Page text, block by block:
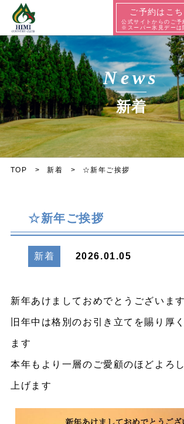
ご予約はこ
公式サイトからのご予
※スーパー氷見デーは
News
新着
TOP 新着 ☆新年ご挨拶
☆新年ご挨拶
新着 2026.01.05
新年あけましておめでとうございます
旧年中は格別のお引き立てを賜り厚
ます
本年もより一層のご愛顧のほどよろ
上げます